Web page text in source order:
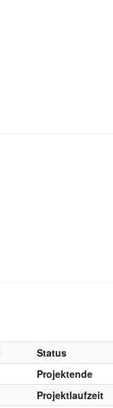
Status
Projektende
Projektlaufzeit